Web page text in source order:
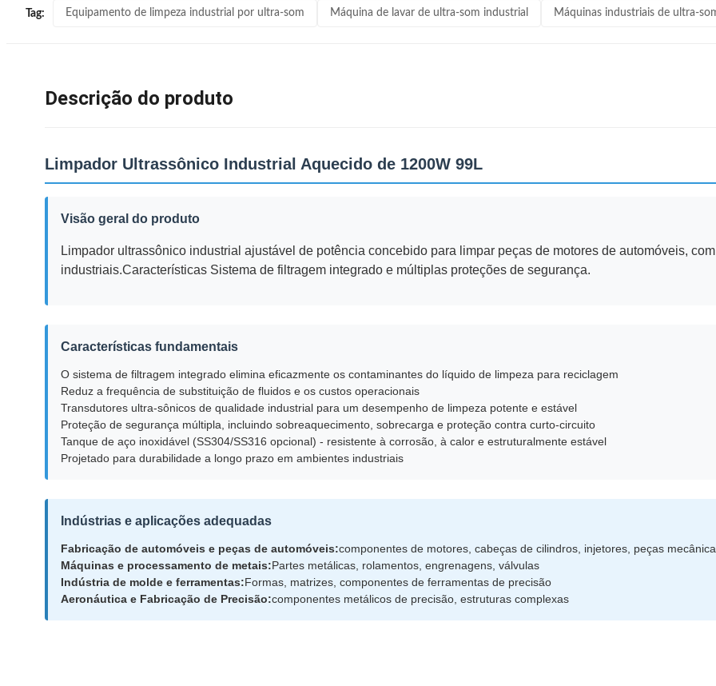
Tag: Equipamento de limpeza industrial por ultra-som Máquina de lavar de ultra-som industrial Máquinas industriais de ultra-
Descrição do produto
Limpador Ultrassônico Industrial Aquecido de 1200W 99L
Visão geral do produto
Limpador ultrassônico industrial ajustável de potência concebido para limpar peças de motores de automóveis,
industriais.Características Sistema de filtragem integrado e múltiplas proteções de segurança.
Características fundamentais
O sistema de filtragem integrado elimina eficazmente os contaminantes do líquido de limpeza para reciclagem
Reduz a frequência de substituição de fluidos e os custos operacionais
Transdutores ultra-sônicos de qualidade industrial para um desempenho de limpeza potente e estável
Proteção de segurança múltipla, incluindo sobreaquecimento, sobrecarga e proteção contra curto-circuito
Tanque de aço inoxidável (SS304/SS316 opcional) - resistente à corrosão, à calor e estruturalmente estável
Projetado para durabilidade a longo prazo em ambientes industriais
Indústrias e aplicações adequadas
Fabricação de automóveis e peças de automóveis:componentes de motores, cabeças de cilindros, injetores, peças
Máquinas e processamento de metais:Partes metálicas, rolamentos, engrenagens, válvulas
Indústria de molde e ferramentas:Formas, matrizes, componentes de ferramentas de precisão
Aeronáutica e Fabricação de Precisão:componentes metálicos de precisão, estruturas complexas